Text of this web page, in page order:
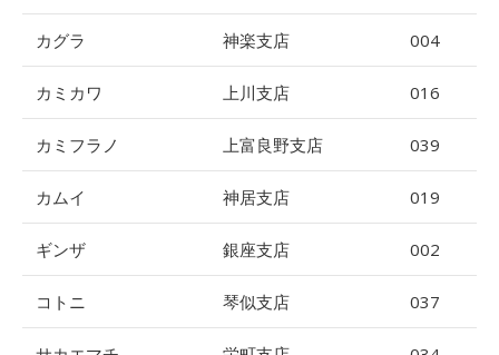
カグラ 神楽支店 004
カミカワ 上川支店 016
カミフラノ 上富良野支店 039
カムイ 神居支店 019
ギンザ 銀座支店 002
コトニ 琴似支店 037